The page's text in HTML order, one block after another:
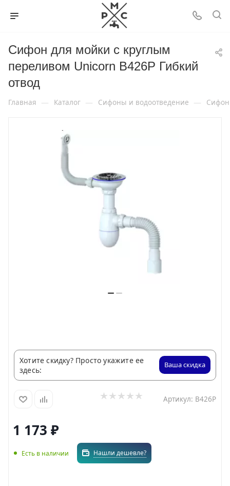
Сифон для мойки с круглым
переливом Unicorn B426P Гибкий
отвод
Главная — Каталог — Сифоны и водоотведение —
Хотите скидку? Просто укажите ее
здесь:
Ваша скидка
Артикул: B426P
1 173 ₽
Есть в наличии Нашли дешевле?